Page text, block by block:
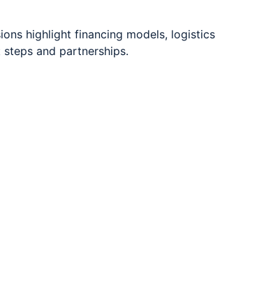
highlight financing models, logistics
and partnerships.